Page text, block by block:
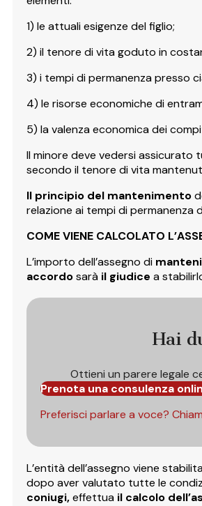
1) le attuali esigenze del figlio;
2) il tenore di vita goduto in
3) i tempi di permanenza presso
4) le risorse economiche di
5) la valenza economica dei
Il minore deve vedersi assicurato
secondo il tenore di vita
Il principio del mantenimento
relazione ai tempi di permanenza
COME VIENE CALCOLATO
L’importo dell’assegno di
accordosarà il giudice a
Hai
Ottieni un parere legale
Prenota una consulenza
Preferisci parlare a voce?
L’entità dell’assegno viene
dopo aver valutato tutte le
coniugi,effettua il calcolo